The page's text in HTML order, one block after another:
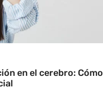
en el cerebro: Cómo